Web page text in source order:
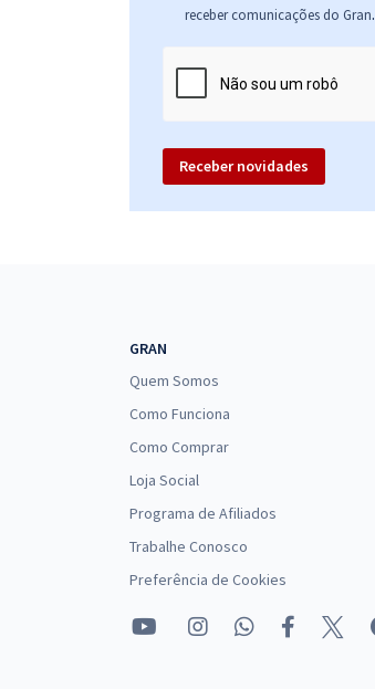
receber comunicações do Gran.
Receber novidades
GRAN
Quem Somos
Como Funciona
Como Comprar
Loja Social
Programa de Afiliados
Trabalhe Conosco
Preferência de Cookies